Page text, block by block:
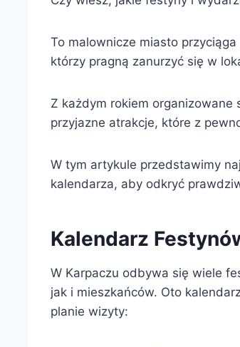
To malownicze miasto
którzy pragną zanurzyć się w
Z każdym rokiem
przyjazne atrakcje, które z
W tym artykule przedstawimy
kalendarza, aby odkryć
Kalendarz
W Karpaczu odbywa się wiele
jak i mieszkańców. Oto
planie wizyty: